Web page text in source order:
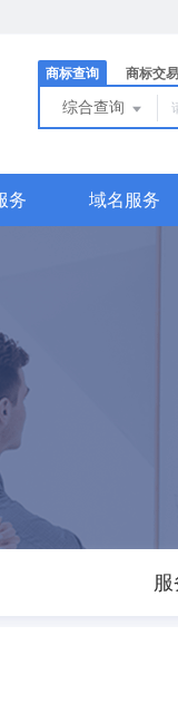
商标查询 商标交易
综合查询
务 域名服务